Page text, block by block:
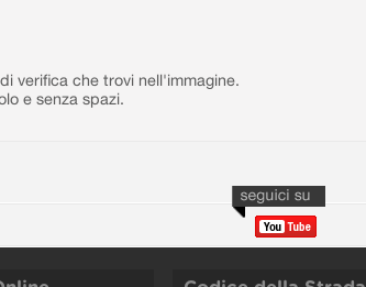
verifica che trovi nell'immagine.
e senza spazi.